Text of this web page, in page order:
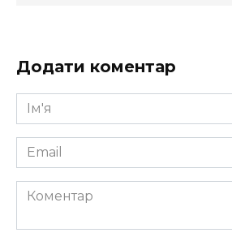
Додати коментар
Ім'я
*
Email
*
Коментар